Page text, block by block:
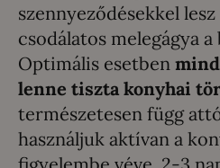
szennyeződésekkel
csodálatos melegágya
Optimális esetben
lenne tiszta konyhai
természetesen függ
használjuk aktívan a